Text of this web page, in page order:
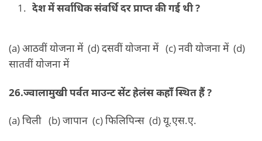
देश में सर्वाधिक संवर्धि दर प्राप्त की गई थी ?
(a) आठवीं योजना में (d) दसवीं योजना में (c) नवी योजना में (d)
सातवीं योजना में
26.ज्वालामुखी पर्वत माउन्ट सेंट हेलंस कहाँ स्थित हैं ?
(a) चिली (b) जापान (c) फिलिपिन्स (d) यू.एस.ए.